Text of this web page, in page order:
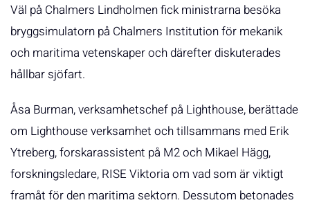
Väl på Chalmers Lindholmen fick ministrarna besöka
bryggsimulatorn på Chalmers Institution för mekanik
och maritima vetenskaper och därefter diskuterades
hållbar sjöfart.
Åsa Burman, verksamhetschef på Lighthouse, berättade
om Lighthouse verksamhet och tillsammans med Erik
Ytreberg, forskarassistent på M2 och Mikael Hägg,
forskningsledare, RISE Viktoria om vad som är viktigt
framåt för den maritima sektorn. Dessutom betonades